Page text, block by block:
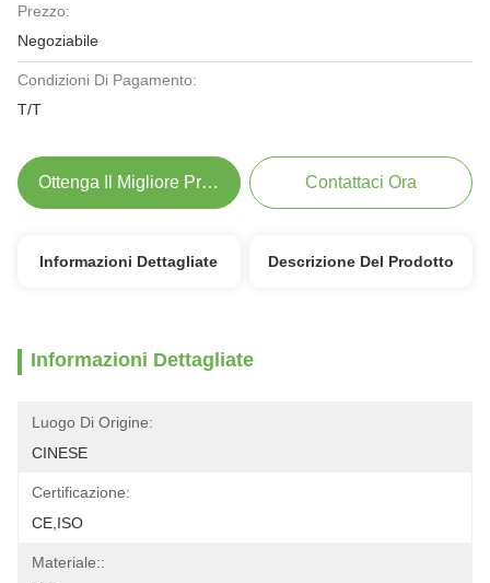
Prezzo:
Negoziabile
Condizioni Di Pagamento:
T/T
Ottenga Il Migliore Prezzo Contattaci Ora
Informazioni Dettagliate Descrizione Del Prodotto
Informazioni Dettagliate
Luogo Di Origine:
CINESE
Certificazione:
CE,ISO
Materiale::